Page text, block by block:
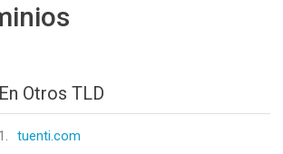
En Otros TLD
1.
tuenti.com